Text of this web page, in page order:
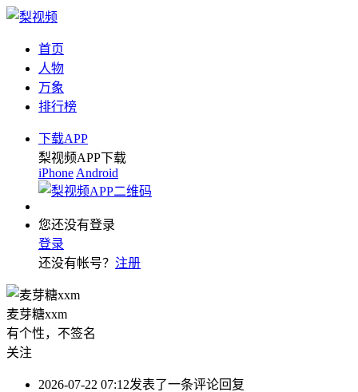
首页
人物
万象
排行榜
下载APP
梨视频APP下载
iPhone Android
您还没有登录
登录
还没有帐号？ 注册
麦芽糖xxm
有个性，不签名
关注
2026-07-22 07:12发表了一条评论回复